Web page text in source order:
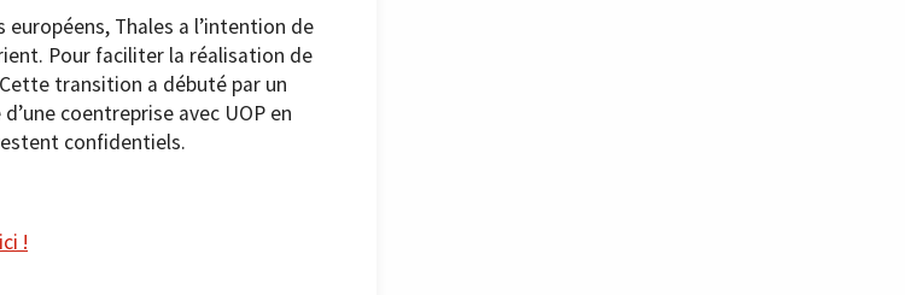
européens, Thales a l’intention de
Pour faciliter la réalisation de
transition a débuté par un
coentreprise avec UOP en
confidentiels.
!